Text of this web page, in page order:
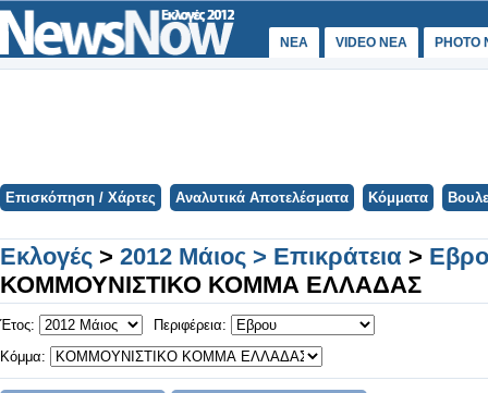
ΝΕΑ VIDEO NEA PHOTO
Επισκόπηση / Χάρτες Αναλυτικά Αποτελέσματα Κόμματα
Εκλογές > 2012 Μάιος > Επικράτεια >
ΚΟΜΜΟΥΝΙΣΤΙΚΟ ΚΟΜΜΑ ΕΛΛΑΔΑΣ
Έτος:
Περιφέρεια:
Κόμμα: